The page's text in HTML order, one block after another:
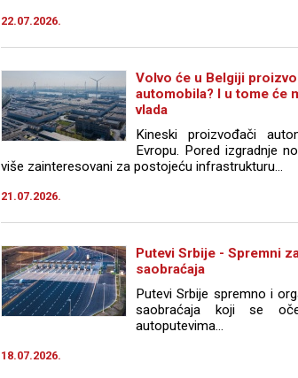
22.07.2026.
Volvo će u Belgiji
automobila? I u tome će
vlada
Kineski proizvođači
Evropu. Pored izgradnje
više zainteresovani za postojeću infrastrukturu...
21.07.2026.
Putevi Srbije - Spremni
saobraćaja
Putevi Srbije spremno i
saobraćaja koji se
autoputevima...
18.07.2026.